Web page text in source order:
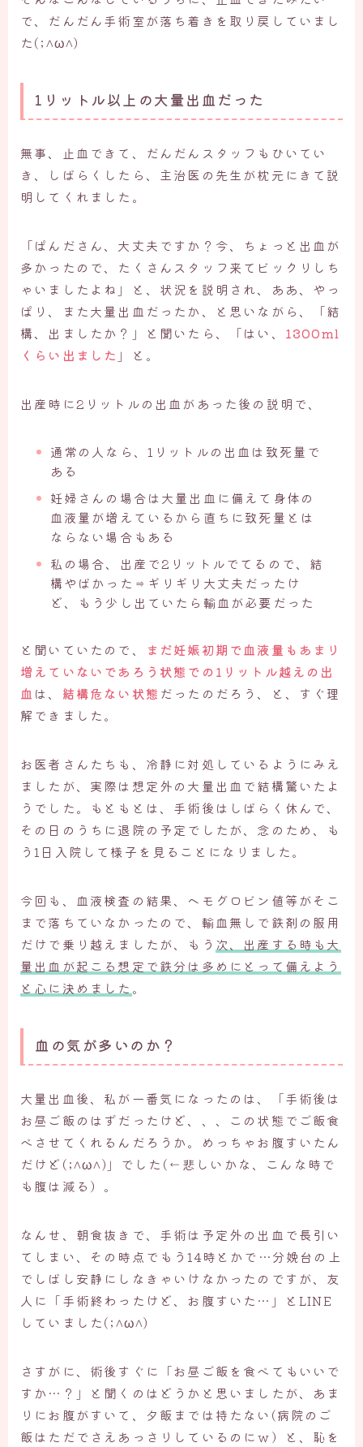
で、だんだん手術室が落ち着きを取り戻していまし
た(;^ω^)
1リットル以上の大量出血だった
無事、止血できて、だんだんスタッフもひいてい
き、しばらくしたら、主治医の先生が枕元にきて説
明してくれました。
「ぱんださん、大丈夫ですか？今、ちょっと出血が
多かったので、たくさんスタッフ来てビックリしち
ゃいましたよね」と、状況を説明され、ああ、やっ
ぱり、また大量出血だったか、と思いながら、「結
構、出ましたか？」と聞いたら、「はい、 1300ml
くらい出ました 」と。
出産時に2リットルの出血があった後の説明で、
通常の人なら、1リットルの出血は致死量で
ある
妊婦さんの場合は大量出血に備えて身体の
血液量が増えているから直ちに致死量とは
ならない場合もある
私の場合、出産で2リットルでてるので、結
構やばかった⇒ギリギリ大丈夫だったけ
ど、もう少し出ていたら輸血が必要だった
と聞いていたので、
まだ妊娠初期で血液量もあまり
増えていないであろう状態での1リットル越えの出
血 は、 結構危ない状態 だったのだろう、と、すぐ理
解できました。
お医者さんたちも、冷静に対処しているようにみえ
ましたが、実際は想定外の大量出血で結構驚いたよ
うでした。もともとは、手術後はしばらく休んで、
その日のうちに退院の予定でしたが、念のため、も
う1日入院して様子を見ることになりました。
今回も、血液検査の結果、ヘモグロビン値等がそこ
まで落ちていなかったので、輸血無しで鉄剤の服用
だけで乗り越えましたが、もう 次、出産する時も大
量出血が起こる想定で鉄分は多めにとって備えよう
と心に決めました 。
血の気が多いのか？
大量出血後、私が一番気になったのは、「手術後は
お昼ご飯のはずだったけど、、、この状態でご飯食
べさせてくれるんだろうか。めっちゃお腹すいたん
だけど(;^ω^)」でした(←悲しいかな、こんな時で
も腹は減る）。
なんせ、朝食抜きで、手術は予定外の出血で長引い
てしまい、その時点でもう14時とかで…分娩台の上
でしばし安静にしなきゃいけなかったのですが、友
人に「手術終わったけど、お腹すいた…」とLINE
していました(;^ω^)
さすがに、術後すぐに「お昼ご飯を食べてもいいで
すか…？」と聞くのはどうかと思いましたが、あま
りにお腹がすいて、夕飯までは持たない(病院のご
飯はただでさえあっさりしているのにｗ）と、恥を